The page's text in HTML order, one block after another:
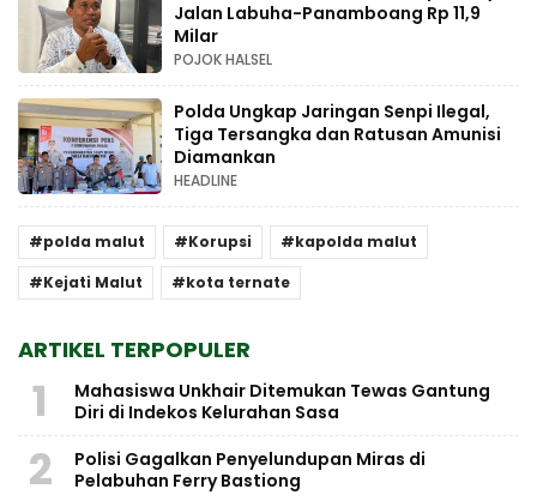
Jalan Labuha-Panamboang Rp 11,9
Milar
POJOK HALSEL
Polda Ungkap Jaringan Senpi Ilegal,
Tiga Tersangka dan Ratusan Amunisi
Diamankan
HEADLINE
polda malut Korupsi
kapolda malut
Kejati Malut
kota ternate
ARTIKEL TERPOPULER
1
Mahasiswa Unkhair Ditemukan Tewas Gantung
Diri di Indekos Kelurahan Sasa
2
Polisi Gagalkan Penyelundupan Miras di
Pelabuhan Ferry Bastiong